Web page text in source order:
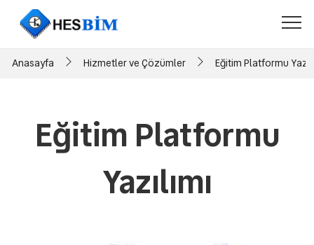
Anasayfa Hizmetler ve Çözümler Eğitim Platformu
Eğitim Platformu
Yazılımı